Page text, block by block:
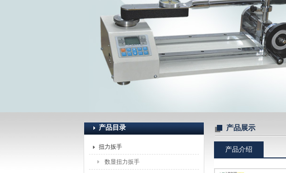
产品目录
扭力扳手
数显扭力扳手
产品展示
产品介绍